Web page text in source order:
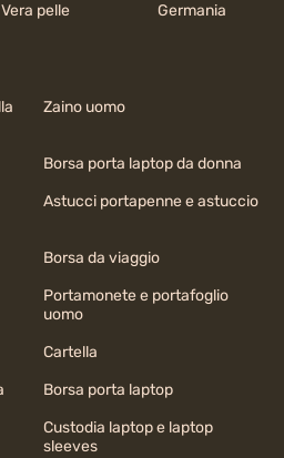
Vera pelle Germania
Zaino uomo
Borsa porta laptop da donna
Astucci portapenne e astuccio
Borsa da viaggio
Portamonete e portafoglio
uomo
Cartella
Borsa porta laptop
Custodia laptop e laptop
sleeves